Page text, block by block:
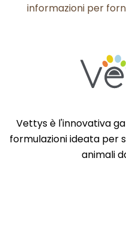
informazioni per
Vettys è l'innovativa
formulazioni ideata per
animali